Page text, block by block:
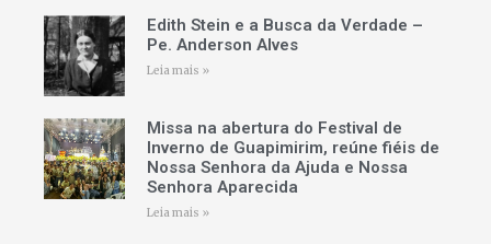
Edith Stein e a Busca da Verdade –
Pe. Anderson Alves
Leia mais »
Missa na abertura do Festival de
Inverno de Guapimirim, reúne fiéis de
Nossa Senhora da Ajuda e Nossa
Senhora Aparecida
Leia mais »